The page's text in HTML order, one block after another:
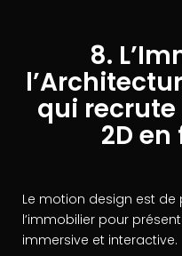
8.
qui
2D
Le motion design est de
l’immobilier pour
immersive et interactive.